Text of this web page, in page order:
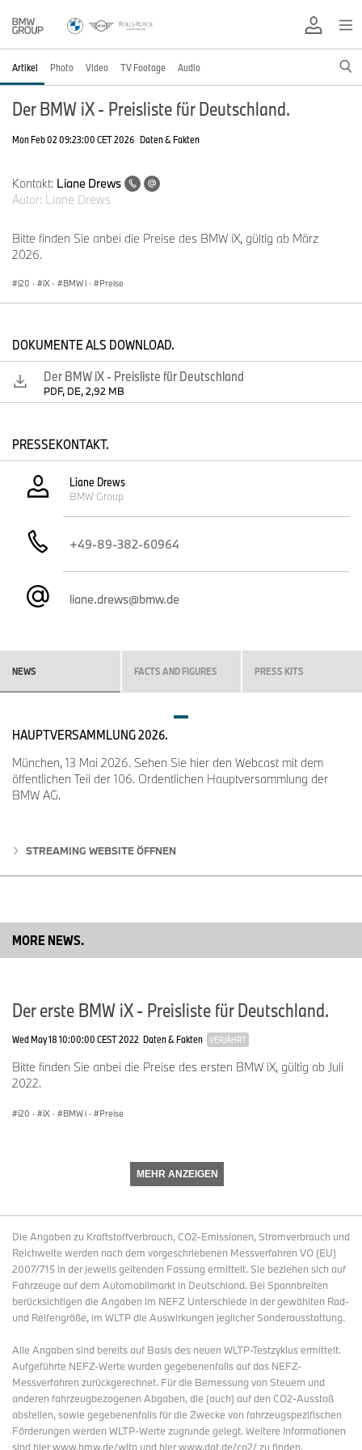
Artikel Photo Video TV Footage Audio
Der BMW iX - Preisliste für Deutschland.
Mon Feb 02 09:23:00 CET 2026 Daten & Fakten
Kontakt: Liane Drews
Autor: Liane Drews
Bitte finden Sie anbei die Preise des BMW iX, gültig ab März
2026.
i20 · iX · BMW i · Preise
DOKUMENTE ALS DOWNLOAD.
Der BMW iX - Preisliste für Deutschland
PDF, DE, 2,92 MB
PRESSEKONTAKT.
Liane Drews
BMW Group
+49-89-382-60964
liane.drews@bmw.de
NEWS FACTS AND FIGURES PRESS KITS
HAUPTVERSAMMLUNG 2026.
München, 13 Mai 2026. Sehen Sie hier den Webcast mit dem
öffentlichen Teil der 106. Ordentlichen Hauptversammlung der
BMW AG.
STREAMING WEBSITE ÖFFNEN
MORE NEWS.
Der erste BMW iX - Preisliste für Deutschland.
Wed May 18 10:00:00 CEST 2022 Daten & Fakten VERJÄHRT
Bitte finden Sie anbei die Preise des ersten BMW iX, gültig ab Juli
2022.
i20 · iX · BMW i · Preise
MEHR ANZEIGEN
Die Angaben zu Kraftstoffverbrauch, CO2-Emissionen, Stromverbrauch und
Reichweite werden nach dem vorgeschriebenen Messverfahren VO (EU)
2007/715 in der jeweils geltenden Fassung ermittelt. Sie beziehen sich auf
Fahrzeuge auf dem Automobilmarkt in Deutschland. Bei Spannbreiten
berücksichtigen die Angaben im NEFZ Unterschiede in der gewählten Rad-
und Reifengröße, im WLTP die Auswirkungen jeglicher Sonderausstattung.
Alle Angaben sind bereits auf Basis des neuen WLTP-Testzyklus ermittelt.
Aufgeführte NEFZ-Werte wurden gegebenenfalls auf das NEFZ-
Messverfahren zurückgerechnet. Für die Bemessung von Steuern und
anderen fahrzeugbezogenen Abgaben, die (auch) auf den CO2-Ausstoß
abstellen, sowie gegebenenfalls für die Zwecke von fahrzeugspezifischen
Förderungen werden WLTP-Werte zugrunde gelegt. Weitere Informationen
sind hier www.bmw.de/wltp und hier www.dat.de/co2/ zu finden.